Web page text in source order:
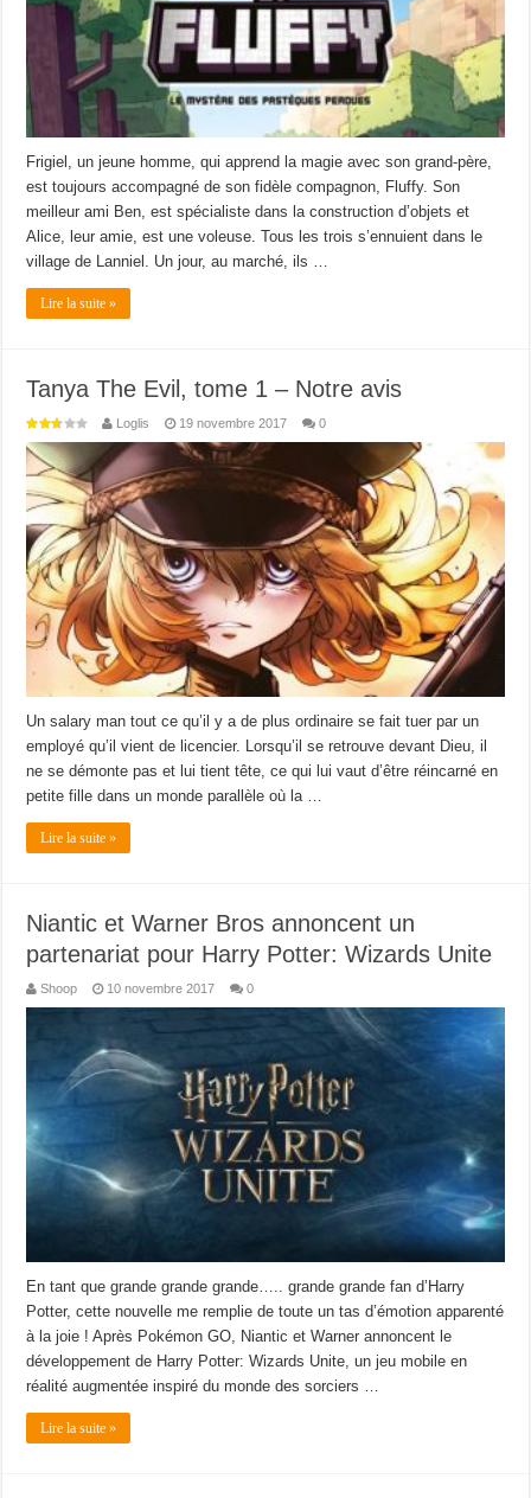
Frigiel, un jeune homme, qui apprend la magie avec son grand-père,
est toujours accompagné de son fidèle compagnon, Fluffy. Son
meilleur ami Ben, est spécialiste dans la construction d’objets et
Alice, leur amie, est une voleuse. Tous les trois s’ennuient dans le
village de Lanniel. Un jour, au marché, ils …
Lire la suite »
Tanya The Evil, tome 1 – Notre avis
Loglis 19 novembre 2017 0
Un salary man tout ce qu’il y a de plus ordinaire se fait tuer par un
employé qu’il vient de licencier. Lorsqu’il se retrouve devant Dieu, il
ne se démonte pas et lui tient tête, ce qui lui vaut d’être réincarné en
petite fille dans un monde parallèle où la …
Lire la suite »
Niantic et Warner Bros annoncent un
partenariat pour Harry Potter: Wizards Unite
Shoop 10 novembre 2017 0
En tant que grande grande grande….. grande grande fan d’Harry
Potter, cette nouvelle me remplie de toute un tas d’émotion apparenté
à la joie ! Après Pokémon GO, Niantic et Warner annoncent le
développement de Harry Potter: Wizards Unite, un jeu mobile en
réalité augmentée inspiré du monde des sorciers …
Lire la suite »